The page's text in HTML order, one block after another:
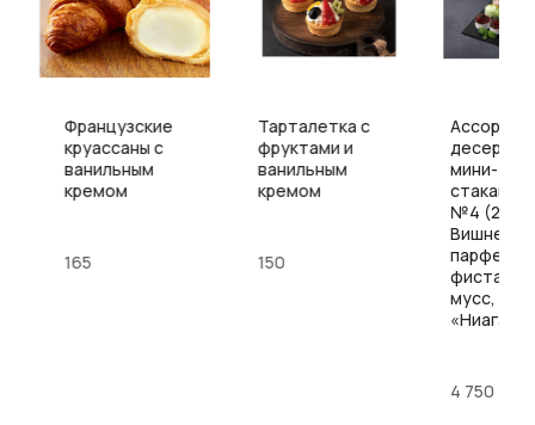
Французские
круассаны с
ванильным
кремом
165
Тарталетка с
фруктами и
ванильным
кремом
150
Ассорти
десертов
мини-
№4 (24
Вишневое
парфе,
мусс,
4 750